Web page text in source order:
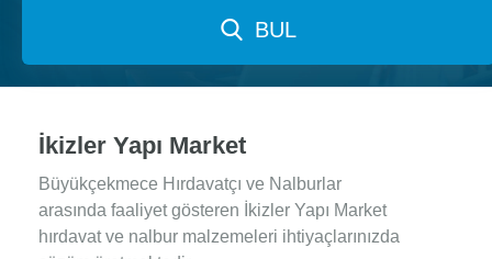
BUL
İkizler Yapı Market
Büyükçekmece Hırdavatçı ve Nalburlar
arasında faaliyet gösteren İkizler Yapı Market
hırdavat ve nalbur malzemeleri ihtiyaçlarınızda